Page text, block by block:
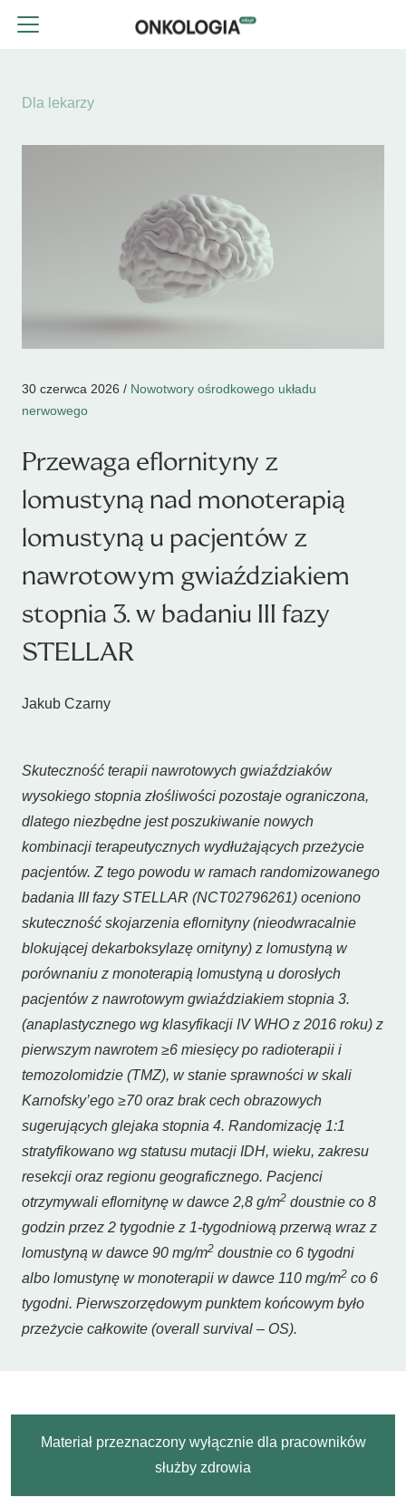
Dla lekarzy
30 czerwca 2026 / Nowotwory ośrodkowego układu
nerwowego
Przewaga eflornityny z
lomustyną nad monoterapią
lomustyną u pacjentów z
nawrotowym gwiaździakiem
stopnia 3. w badaniu III fazy
STELLAR
Jakub Czarny
Skuteczność terapii nawrotowych gwiaździaków
wysokiego stopnia złośliwości pozostaje ograniczona,
dlatego niezbędne jest poszukiwanie nowych
kombinacji terapeutycznych wydłużających przeżycie
pacjentów. Z tego powodu w ramach randomizowanego
badania III fazy STELLAR (NCT02796261) oceniono
skuteczność skojarzenia eflornityny (nieodwracalnie
blokującej dekarboksylazę ornityny) z lomustyną w
porównaniu z monoterapią lomustyną u dorosłych
pacjentów z nawrotowym gwiaździakiem stopnia 3.
(anaplastycznego wg klasyfikacji IV WHO z 2016 roku) z
pierwszym nawrotem ≥6 miesięcy po radioterapii i
temozolomidzie (TMZ), w stanie sprawności w skali
Karnofsky’ego ≥70 oraz brak cech obrazowych
sugerujących glejaka stopnia 4. Randomizację 1:1
stratyfikowano wg statusu mutacji IDH, wieku, zakresu
resekcji oraz regionu geograficznego. Pacjenci
otrzymywali eflornitynę w dawce 2,8 g/m2 doustnie co 8
godzin przez 2 tygodnie z 1-tygodniową przerwą wraz z
lomustyną w dawce 90 mg/m2 doustnie co 6 tygodni
albo lomustynę w monoterapii w dawce 110 mg/m2 co 6
tygodni. Pierwszorzędowym punktem końcowym było
przeżycie całkowite (overall survival – OS).
Materiał przeznaczony wyłącznie dla pracowników
służby zdrowia